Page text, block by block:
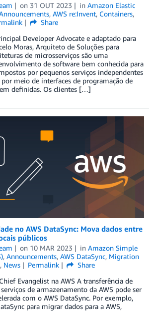
on 31 OUT 2023 in Amazon Elastic
, AWS re:Invent, Containers,
Share
Developer Advocate e adaptado para
Moras, Arquiteto de Soluções para
de microsserviços são uma
de software bem conhecida para
por pequenos serviços independentes
meio de interfaces de programação de
definidas. Os clientes […]
no AWS DataSync: Mova dados entre
públicos
on 10 MAR 2023 in Amazon Simple
, Announcements, AWS DataSync, Migration
, News Permalink
Share
Evangelist na AWS A transferência de
de armazenamento da AWS pode ser
com o AWS DataSync. Por exemplo,
para migrar dados para a AWS,